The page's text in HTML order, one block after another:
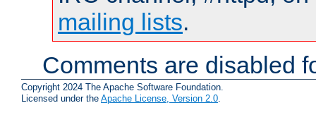
mailing lists.
Comments are disabled
Copyright 2024 The Apache Software Foundation.
Licensed under the Apache License, Version 2.0